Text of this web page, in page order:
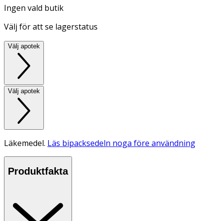
Ingen vald butik
Välj för att se lagerstatus
Välj apotek
Välj apotek
Läkemedel. Läs bipacksedeln noga före användning
Produktfakta